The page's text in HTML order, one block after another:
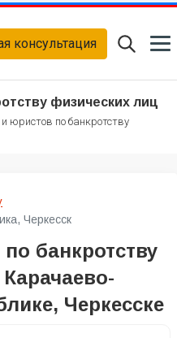
консультация
физических лиц
юристов по банкротству
Черкесск
банкротству
Черкесске